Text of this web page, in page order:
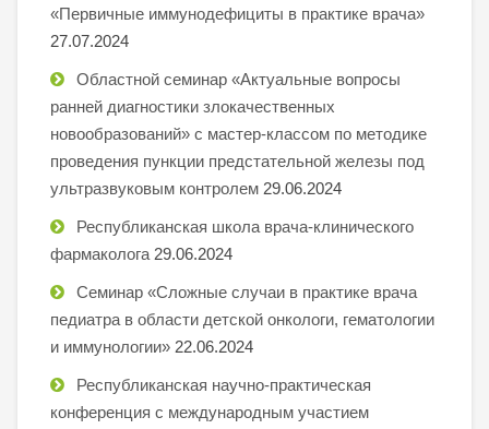
«Первичные иммунодефициты в практике врача»
27.07.2024
Областной семинар «Актуальные вопросы
ранней диагностики злокачественных
новообразований» с мастер-классом по методике
проведения пункции предстательной железы под
ультразвуковым контролем 29.06.2024
Республиканская школа врача-клинического
фармаколога 29.06.2024
Семинар «Сложные случаи в практике врача
педиатра в области детской онкологи, гематологии
и иммунологии» 22.06.2024
Республиканская научно-практическая
конференция с международным участием